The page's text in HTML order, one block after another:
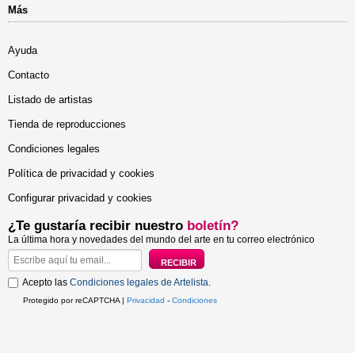
Más
Ayuda
Contacto
Listado de artistas
Tienda de reproducciones
Condiciones legales
Política de privacidad y cookies
Configurar privacidad y cookies
¿Te gustaría recibir nuestro boletín?
La última hora y novedades del mundo del arte en tu correo electrónico
Acepto las Condiciones legales de Artelista.
Protegido por reCAPTCHA | Privacidad - Condiciones